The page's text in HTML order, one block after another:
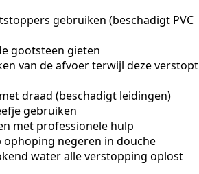
gebruiken (beschadigt PVC
gootsteen gieten
van de afvoer terwijl deze verstopt
draad (beschadigt leidingen)
gebruiken
met professionele hulp
ophoping negeren in douche
water alle verstopping oplost